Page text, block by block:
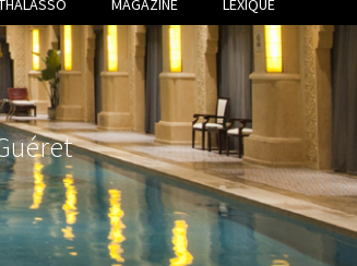
MAGAZINE LEXIQUE